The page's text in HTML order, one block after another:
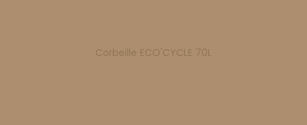
Corbeille ECO'CYCLE 70L